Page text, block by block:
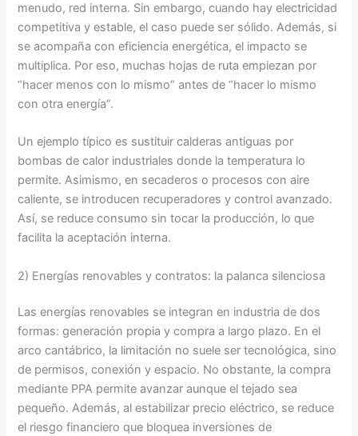
menudo, red interna. Sin embargo, cuando hay electricidad
competitiva y estable, el caso puede ser sólido. Además, si
se acompaña con eficiencia energética, el impacto se
multiplica. Por eso, muchas hojas de ruta empiezan por
“hacer menos con lo mismo” antes de “hacer lo mismo
con otra energía”.
Un ejemplo típico es sustituir calderas antiguas por
bombas de calor industriales donde la temperatura lo
permite. Asimismo, en secaderos o procesos con aire
caliente, se introducen recuperadores y control avanzado.
Así, se reduce consumo sin tocar la producción, lo que
facilita la aceptación interna.
2) Energías renovables y contratos: la palanca silenciosa
Las energías renovables se integran en industria de dos
formas: generación propia y compra a largo plazo. En el
arco cantábrico, la limitación no suele ser tecnológica, sino
de permisos, conexión y espacio. No obstante, la compra
mediante PPA permite avanzar aunque el tejado sea
pequeño. Además, al estabilizar precio eléctrico, se reduce
el riesgo financiero que bloquea inversiones de